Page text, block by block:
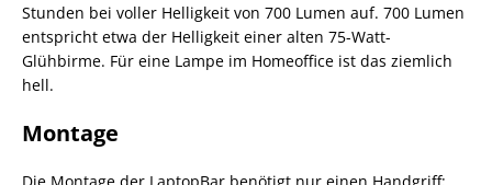
Stunden bei voller Helligkeit von 700 Lumen auf. 700 Lumen
entspricht etwa der Helligkeit einer alten 75-Watt-
Glühbirme. Für eine Lampe im Homeoffice ist das ziemlich
hell.
Montage